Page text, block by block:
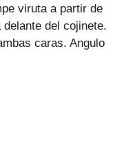
viruta a partir de
del cojinete.
caras. Angulo